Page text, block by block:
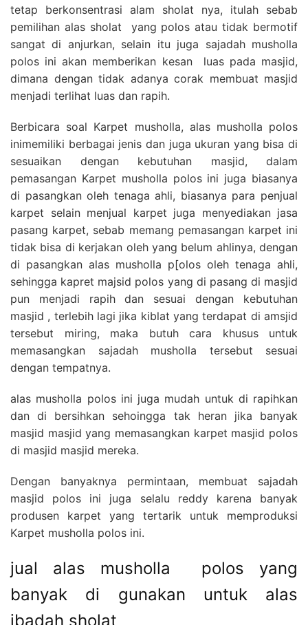
tetap berkonsentrasi alam sholat nya, itulah sebab
pemilihan alas sholat yang polos atau tidak bermotif
sangat di anjurkan, selain itu juga sajadah musholla
polos ini akan memberikan kesan luas pada masjid,
dimana dengan tidak adanya corak membuat masjid
menjadi terlihat luas dan rapih.
Berbicara soal Karpet musholla, alas musholla polos
inimemiliki berbagai jenis dan juga ukuran yang bisa di
sesuaikan dengan kebutuhan masjid, dalam
pemasangan Karpet musholla polos ini juga biasanya
di pasangkan oleh tenaga ahli, biasanya para penjual
karpet selain menjual karpet juga menyediakan jasa
pasang karpet, sebab memang pemasangan karpet ini
tidak bisa di kerjakan oleh yang belum ahlinya, dengan
di pasangkan alas musholla p[olos oleh tenaga ahli,
sehingga kapret majsid polos yang di pasang di masjid
pun menjadi rapih dan sesuai dengan kebutuhan
masjid , terlebih lagi jika kiblat yang terdapat di amsjid
tersebut miring, maka butuh cara khusus untuk
memasangkan sajadah musholla tersebut sesuai
dengan tempatnya.
alas musholla polos ini juga mudah untuk di rapihkan
dan di bersihkan sehoingga tak heran jika banyak
masjid masjid yang memasangkan karpet masjid polos
di masjid masjid mereka.
Dengan banyaknya permintaan, membuat sajadah
masjid polos ini juga selalu reddy karena banyak
produsen karpet yang tertarik untuk memproduksi
Karpet musholla polos ini.
jual alas musholla polos yang
banyak di gunakan untuk alas
ibadah sholat